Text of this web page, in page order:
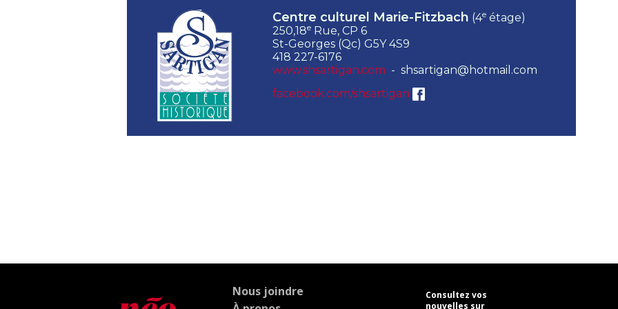
Centre culturel Marie-Fitzbach (4e étage)
250,18e Rue, CP 6
St-Georges (Qc) G5Y 4S9
418 227-6176
www.shsartigan.com - shsartigan@hotmail.com
facebook.com/shsartigan
Nous joindre
Consultez vos
nouvelles sur